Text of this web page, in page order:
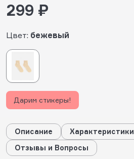
Цвет: бежевый
299 ₽
Дарим стикеры!
Описание
Характеристики
Отзывы и Вопросы